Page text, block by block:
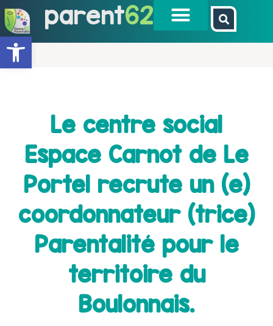
Ouvrir la barre d’outils
parent62
Le centre social
Espace Carnot de Le
Portel recrute un (e)
coordonnateur (trice)
Parentalité pour le
territoire du
Boulonnais.